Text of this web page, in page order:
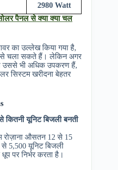
2980 Watt
पैनल से क्या क्या चल
का उल्लेख किया गया है,
चला सकते हैं। लेकिन अगर
उससे भी अधिक उपकरण हैं,
सिस्टम खरीदना बेहतर
कितनी यूनिट बिजली बनती
रोज़ाना औसतन 12 से 15
5,500 यूनिट बिजली
पर निर्भर करता है।